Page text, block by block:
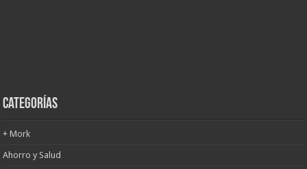
Categorías
+ Mork
Ahorro y Salud